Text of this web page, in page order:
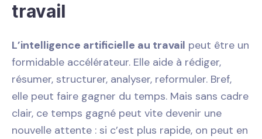
travail
L’intelligence artificielle au travail peut être un
formidable accélérateur. Elle aide à rédiger,
résumer, structurer, analyser, reformuler. Bref,
elle peut faire gagner du temps. Mais sans cadre
clair, ce temps gagné peut vite devenir une
nouvelle attente : si c’est plus rapide, on peut en